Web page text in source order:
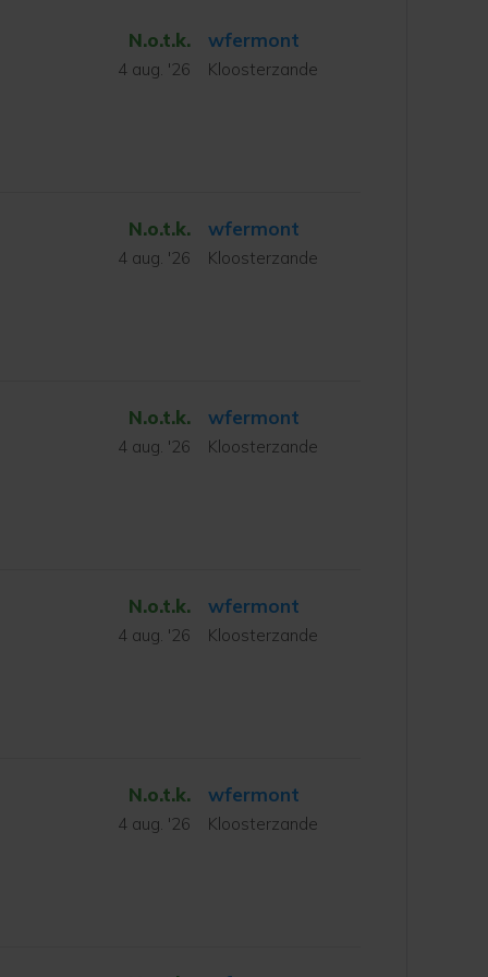
N.o.t.k.
Kloosterzande
wfermont
4 aug. '26
N.o.t.k.
Kloosterzande
wfermont
4 aug. '26
N.o.t.k.
Kloosterzande
wfermont
4 aug. '26
N.o.t.k.
Kloosterzande
wfermont
4 aug. '26
N.o.t.k.
Kloosterzande
wfermont
4 aug. '26